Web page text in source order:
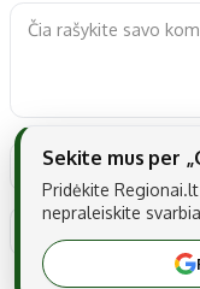
Noriu savo interneto
Sekite mus per
Pridėkite
nepraleiskite